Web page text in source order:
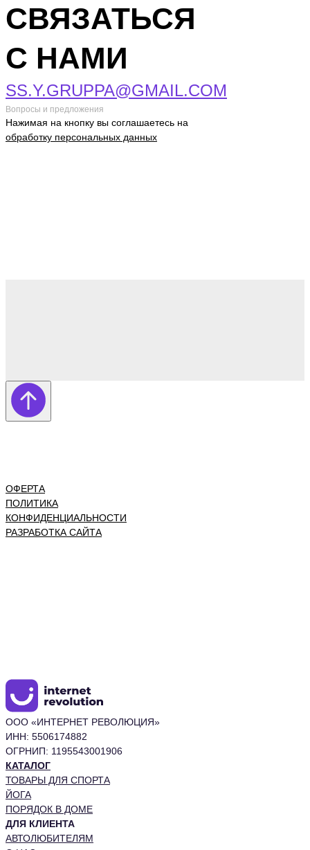
СВЯЗАТЬСЯ
С НАМИ
SS.Y.GRUPPA@GMAIL.COM
Вопросы и предложения
Нажимая на кнопку вы соглашаетесь на
обработку персональных данных
ООО «ИНТЕРНЕТ РЕВОЛЮЦИЯ»
ИНН: 5506174882
ОГРНИП: 1195543001906
КАТАЛОГ
ТОВАРЫ ДЛЯ СПОРТА
ЙОГА
ПОРЯДОК В ДОМЕ
ДЛЯ КЛИЕНТА
АВТОЛЮБИТЕЛЯМ
ОФЕРТА
ПОЛИТИКА
КОНФИДЕНЦИАЛЬНОСТИ
РАЗРАБОТКА САЙТА